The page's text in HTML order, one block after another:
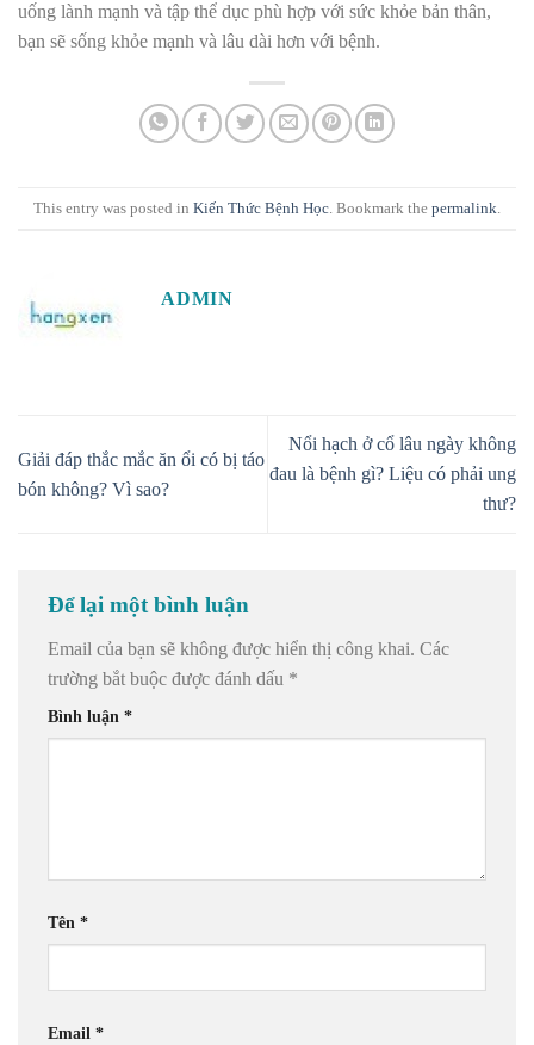
uống lành mạnh và tập thể dục phù hợp với sức khỏe bản thân,
bạn sẽ sống khỏe mạnh và lâu dài hơn với bệnh.
This entry was posted in Kiến Thức Bệnh Học . Bookmark the permalink
ADMIN
Giải đáp thắc mắc ăn ổi có bị táo
bón không? Vì sao?
Nổi hạch ở cổ lâu ngày không
đau là bệnh gì? Liệu có phải ung
thư?
Để lại một bình luận
Email của bạn sẽ không được hiển thị công khai. Các
trường bắt buộc được đánh dấu *
Bình luận *
Tên *
Email *